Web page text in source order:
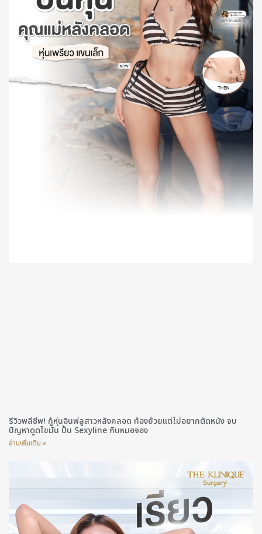
รีวิวพลีชีพ! กู้หุ่นอินฟลูสาวหลังคลอด ท้องย้วยแต่ไม่อยากตัดหนัง จบ
ปัญหาดูดไขมัน ปั้น Sexyline กับหมอจอง
อ่านเพิ่มเติม »